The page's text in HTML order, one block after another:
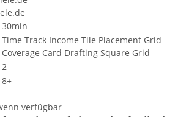
30min
Time Track Income Tile Placement Grid
Coverage Card Drafting Square Grid
2
8+
verfügbar